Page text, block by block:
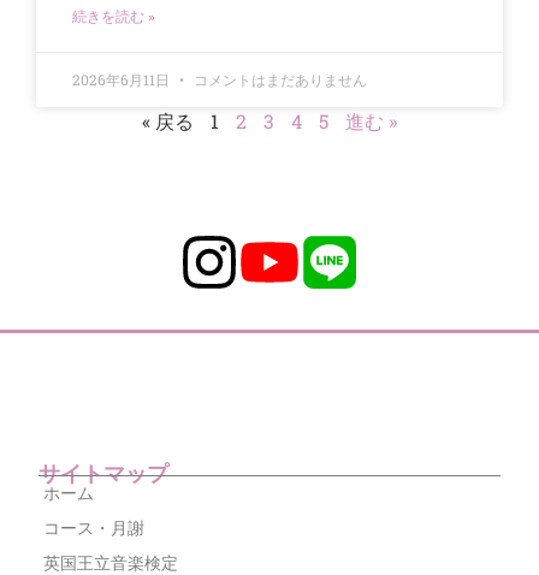
続きを読む »
2026年6月11日 コメントはまだありません
« 戻る 1 2 3 4 5 進む »
サイトマップ
ホーム
コース・月謝
英国王立音楽検定